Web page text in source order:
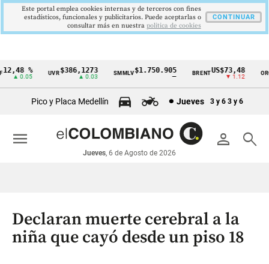
Cintillo
económicos
Colombia
%
▲ 0.05
UVR$386,1273
▲ 0.03
SMMLV$1.750.905 BRENTUS$73,48
▼ 1.12
ORO
Pico y Placa Medellín Jueves 3 y 6 3 y 6
person search
Jueves, 6 de Agosto de 2026
menu
Declaran muerte cerebral a la
niña que cayó desde un piso 18
Este portal emplea cookies internas y de terceros con fines
estadísticos, funcionales y publicitarios. Puede aceptarlas o
consultar más en nuestra politica de cookies
CONTINUAR